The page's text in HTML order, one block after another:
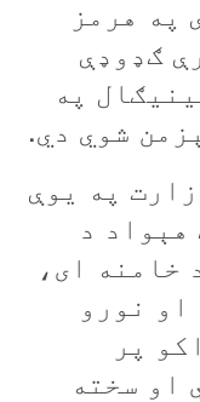
په هرمز
ګډوډې
په
شوي دي.
په يوې
هېواد د
خامنه ای،
نورو
پر
او سخته